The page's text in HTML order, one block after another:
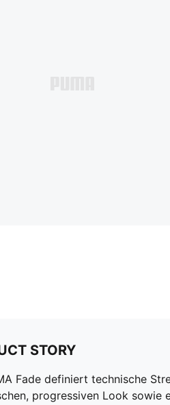
STORY
Fade definiert technische
progressiven Look sowie